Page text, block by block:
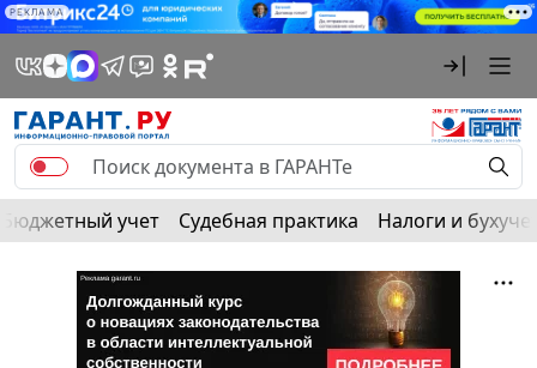
РЕКЛАМА
Бюджетный учет Судебная практика Налоги и